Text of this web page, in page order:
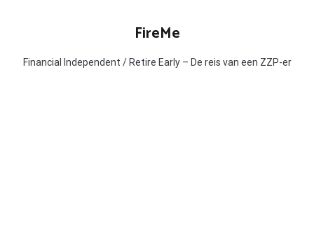
FireMe
Financial Independent / Retire Early – De reis van een ZZP-er